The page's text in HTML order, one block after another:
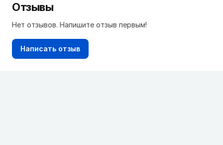
Отзывы
Нет отзывов. Напишите отзыв первым!
Написать отзыв